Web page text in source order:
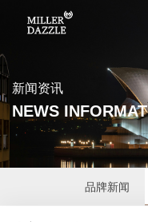
新闻资讯
NEWS
品牌新闻